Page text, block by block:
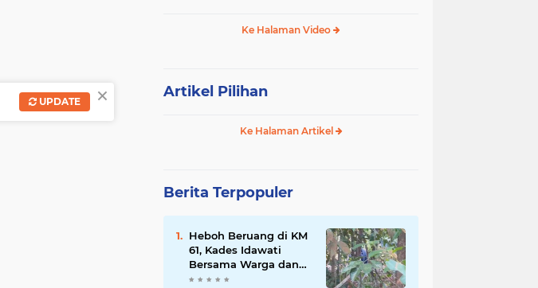
Ke Halaman Video
Artikel Pilihan
Ke Halaman Artikel
Berita Terpopuler
Heboh Beruang di KM
61, Kades Idawati
Bersama Warga dan
BPD Turun Langsung
×
UPDATE